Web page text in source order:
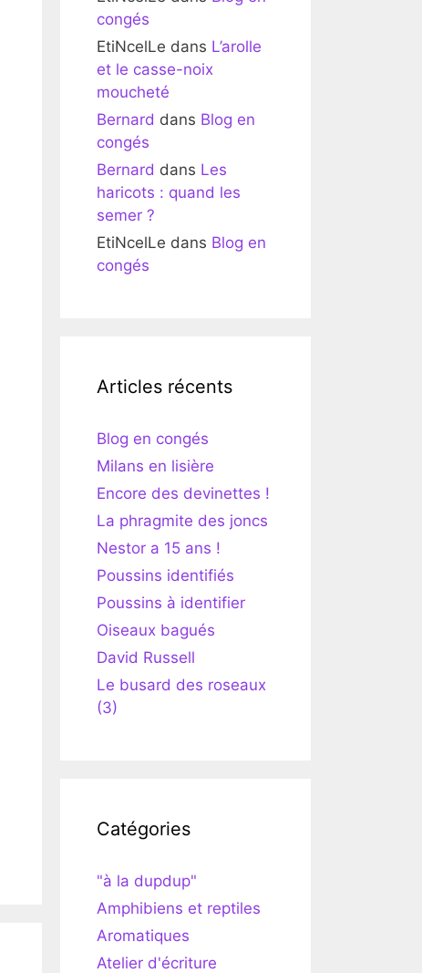
congés
EtiNcelLe dans L’arolle
et le casse-noix
moucheté
Bernard dans Blog en
congés
Bernard dans Les
haricots : quand les
semer ?
EtiNcelLe dans Blog en
congés
Articles récents
Blog en congés
Milans en lisière
Encore des devinettes !
La phragmite des joncs
Nestor a 15 ans !
Poussins identifiés
Poussins à identifier
Oiseaux bagués
David Russell
Le busard des roseaux
(3)
Catégories
"à la dupdup"
Amphibiens et reptiles
Aromatiques
Atelier d'écriture